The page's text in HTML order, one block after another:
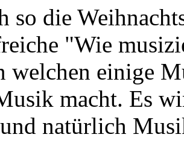
so die
"Wie
welchen einige
macht. Es
natürlich